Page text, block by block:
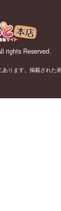
rights Reserved.
ります。掲載された